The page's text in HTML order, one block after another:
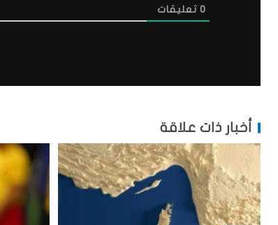
0 تعليقات
أخبار ذات علاقة